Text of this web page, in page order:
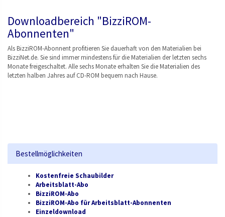
Downloadbereich "BizziROM-
Abonnenten"
Als BizziROM-Abonnent profitieren Sie dauerhaft von den Materialien bei
BizziNet.de. Sie sind immer mindestens für die Materialien der letzten sechs
Monate freigeschaltet. Alle sechs Monate erhalten Sie die Materialien des
letzten halben Jahres auf CD-ROM bequem nach Hause.
Bestellmöglichkeiten
Kostenfreie Schaubilder
Arbeitsblatt-Abo
BizziROM-Abo
BizziROM-Abo für Arbeitsblatt-Abonnenten
Einzeldownload